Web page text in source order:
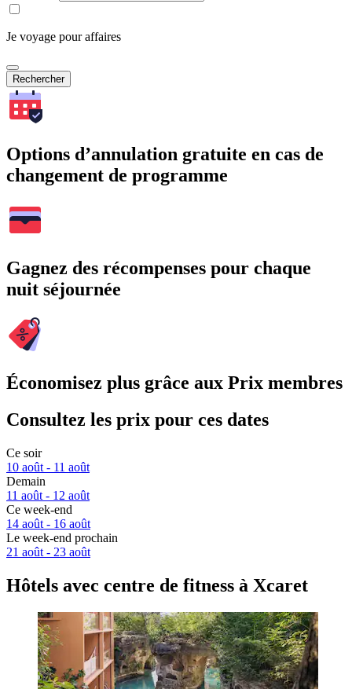
Je voyage pour affaires
Rechercher
Options d’annulation gratuite en cas de
changement de programme
Gagnez des récompenses pour chaque
nuit séjournée
Économisez plus grâce aux Prix membres
Consultez les prix pour ces dates
Ce soir
10 août - 11 août
Demain
11 août - 12 août
Ce week-end
14 août - 16 août
Le week-end prochain
21 août - 23 août
Hôtels avec centre de fitness à Xcaret